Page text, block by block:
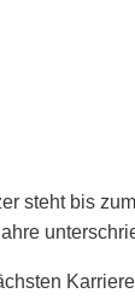
steht bis